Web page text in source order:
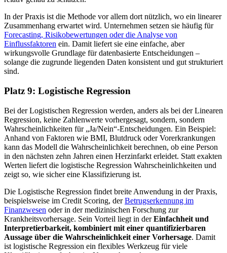
In der Praxis ist die Methode vor allem dort nützlich, wo ein linearer
Zusammenhang erwartet wird. Unternehmen setzen sie häufig für
Forecasting, Risikobewertungen oder die Analyse von
Einflussfaktoren ein. Damit liefert sie eine einfache, aber
wirkungsvolle Grundlage für datenbasierte Entscheidungen –
solange die zugrunde liegenden Daten konsistent und gut strukturiert
sind.
Platz 9: Logistische Regression
Bei der Logistischen Regression werden, anders als bei der Linearen
Regression, keine Zahlenwerte vorhergesagt, sondern, sondern
Wahrscheinlichkeiten für „Ja/Nein“-Entscheidungen. Ein Beispiel:
Anhand von Faktoren wie BMI, Blutdruck oder Vorerkrankungen
kann das Modell die Wahrscheinlichkeit berechnen, ob eine Person
in den nächsten zehn Jahren einen Herzinfarkt erleidet. Statt exakten
Werten liefert die logistische Regression Wahrscheinlichkeiten und
zeigt so, wie sicher eine Klassifizierung ist.
Die Logistische Regression findet breite Anwendung in der Praxis,
beispielsweise im Credit Scoring, derBetrugserkennung im
Finanzwesen oder in der medizinischen Forschung zur
Krankheitsvorhersage. Sein Vorteil liegt in derEinfachheit und
Interpretierbarkeit, kombiniert mit einer quantifizierbaren
Aussage über die Wahrscheinlichkeit einer Vorhersage. Damit
ist logistische Regression ein flexibles Werkzeug für viele